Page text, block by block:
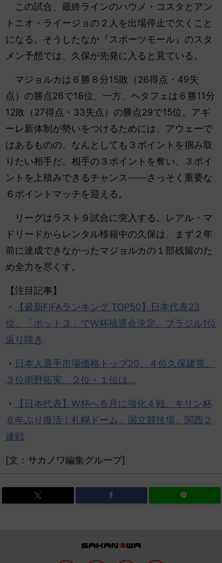
この試合、最終ラインのハウメ・コスタとアン
トニオ・ライージョの２人を出場停止で欠くこと
になる。そうしたなか『スポーツモール』のスタ
メン予想では、久保が先発に入ると見ている。
マジョルカは６勝８分15敗（26得点・49失
点）の勝点26で18位、一方、ヘタフェは６勝11分
12敗（27得点・33失点）の勝点29で15位。アギ
ーレ新体制が勢いをつけるためには、アウェーで
はあるものの、なんとしても３ポイントを掴み取
りたい相手だ。相手の３ポイントを奪い、３ポイ
ントを上積みできるチャンス――さっそく重要な
６ポイントマッチを迎える。
リーグはラスト９試合に突入する。レアル・マ
ドリードからレンタル移籍中の久保は、まず２年
前に達成できなかったマジョルカの１部残留のた
め全力を尽くす。
【注目記事】
・
【最新FIFAランキング TOP50】日本代表23
位、「ポット３」でW杯抽選会決定。ブラジル1位
返り咲き
・ 日本人選手市場価格トップ20。４位久保建英、
３位南野拓実、２位・１位は…
・
【日本代表】W杯へ６月に強化４戦、キリン杯
６年ぶり復活！札幌ドーム、国立競技場、関西２
連戦
[文：サカノワ編集グループ]